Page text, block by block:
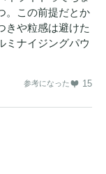
。この前提だとか
きや粒感は避けた
ミナイジングパウ
参考になった 15